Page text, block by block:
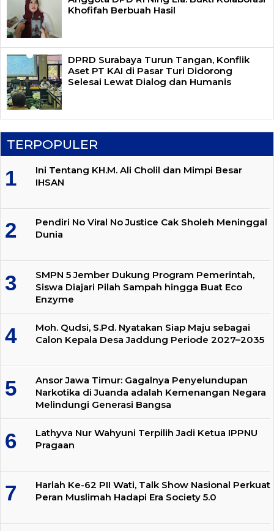
Khofifah Berbuah Hasil
DPRD Surabaya Turun Tangan, Konflik
Aset PT KAI di Pasar Turi Didorong
Selesai Lewat Dialog dan Humanis
TERPOPULER
Ini Tentang KH.M. Ali Cholil dan Mimpi Besar
IHSAN
Pendiri No Viral No Justice Cak Sholeh Meninggal
Dunia
SMPN 5 Jember Dukung Program Pemerintah,
Siswa Diajari Pilah Sampah hingga Buat Eco
Enzyme
Moh. Qudsi, S.Pd. Nyatakan Siap Maju sebagai
Calon Kepala Desa Jaddung Periode 2027–2035
Ansor Jawa Timur: Gagalnya Penyelundupan
Narkotika di Juanda adalah Kemenangan Negara
Melindungi Generasi Bangsa
Lathyva Nur Wahyuni Terpilih Jadi Ketua IPPNU
Pragaan
Harlah Ke-62 PII Wati, Talk Show Nasional Perkuat
Peran Muslimah Hadapi Era Society 5.0